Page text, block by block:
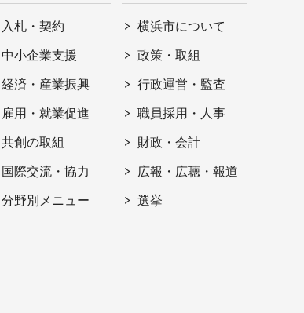
入札・契約
中小企業支援
経済・産業振興
雇用・就業促進
共創の取組
国際交流・協力
分野別メニュー
横浜市について
政策・取組
行政運営・監査
職員採用・人事
財政・会計
広報・広聴・報道
選挙